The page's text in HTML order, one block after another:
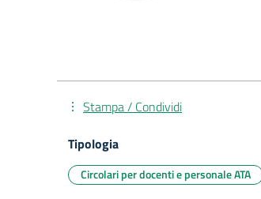
Stampa / Condividi
Tipologia
Circolari per docenti e personale ATA